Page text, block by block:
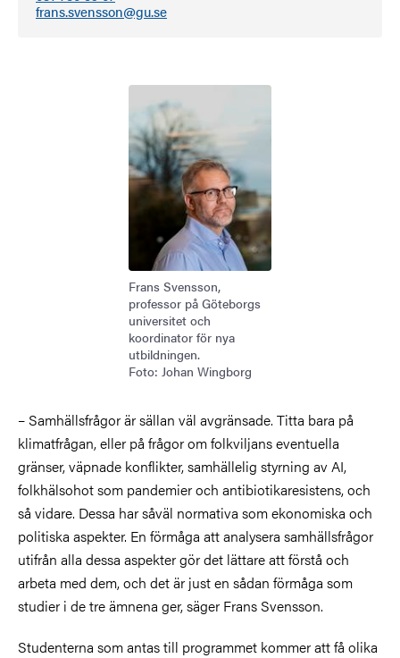
frans.svensson@gu.se
Bild
Frans Svensson,
professor på Göteborgs
universitet och
koordinator för nya
utbildningen.
Foto: Johan Wingborg
– Samhällsfrågor är sällan väl avgränsade. Titta bara på
klimatfrågan, eller på frågor om folkviljans eventuella
gränser, väpnade konflikter, samhällelig styrning av AI,
folkhälsohot som pandemier och antibiotikaresistens, och
så vidare. Dessa har såväl normativa som ekonomiska och
politiska aspekter. En förmåga att analysera samhällsfrågor
utifrån alla dessa aspekter gör det lättare att förstå och
arbeta med dem, och det är just en sådan förmåga som
studier i de tre ämnena ger, säger Frans Svensson.
Studenterna som antas till programmet kommer att få olika